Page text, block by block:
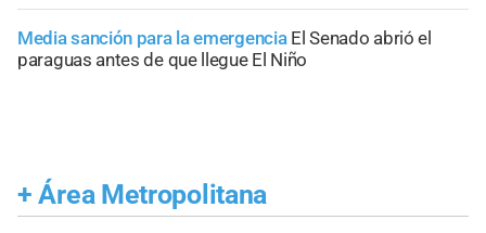
Media sanción para la emergencia El Senado abrió el
paraguas antes de que llegue El Niño
+ Área Metropolitana